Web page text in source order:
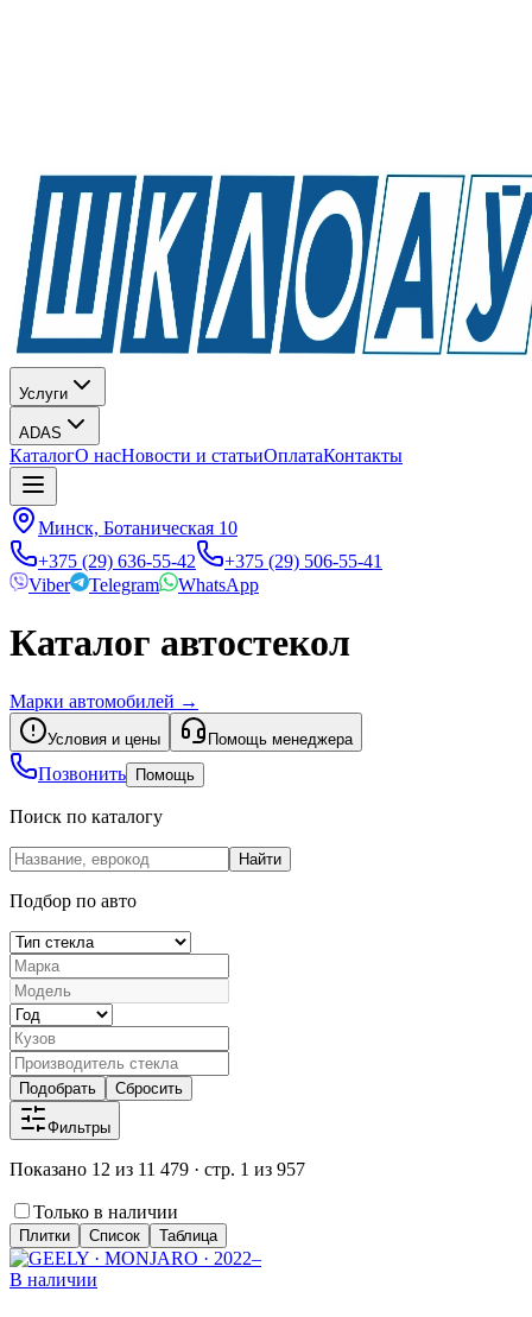
Услуги
ADAS
КаталогО насНовости и статьиОплатаКонтакты
Минск, Ботаническая 10
+375 (29) 636-55-42
+375 (29) 506-55-41
Viber
Telegram WhatsApp
Каталог автостекол
Марки автомобилей →
Условия и цены Помощь менеджера
Позвонить Помощь
Поиск по каталогу
Найти
Подбор по авто
Подобрать Сбросить
Фильтры
Показано 12 из 11 479 · стр. 1 из 957
Только в наличии
Плитки Список Таблица
В наличии